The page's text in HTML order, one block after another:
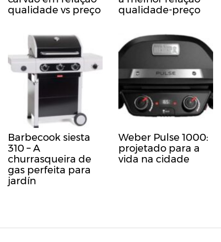
qualidade vs preço
qualidade-preço
Barbecook siesta
310 – A
churrasqueira de
gas perfeita para
jardín
Weber Pulse 1000:
projetado para a
vida na cidade